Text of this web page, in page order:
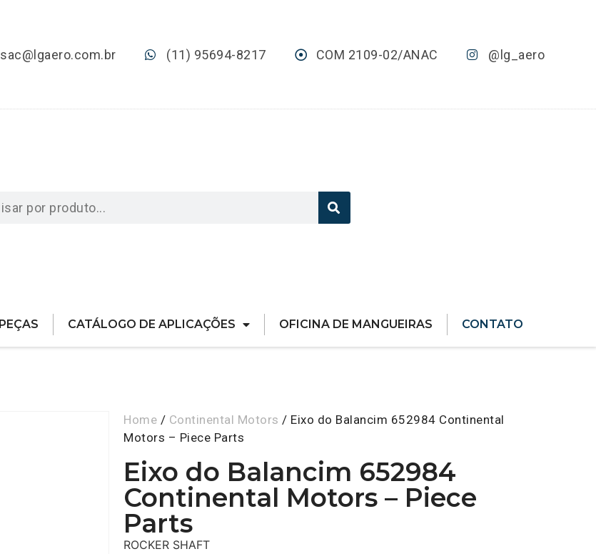
sac@lgaero.com.br (11) 95694-8217 COM 2109-02/ANAC @lg_aero
PEÇAS CATÁLOGO DE APLICAÇÕES OFICINA DE MANGUEIRAS CONTATO
Home / Continental Motors / Eixo do Balancim 652984 Continental
Motors – Piece Parts
Eixo do Balancim 652984
Continental Motors – Piece
Parts
ROCKER SHAFT